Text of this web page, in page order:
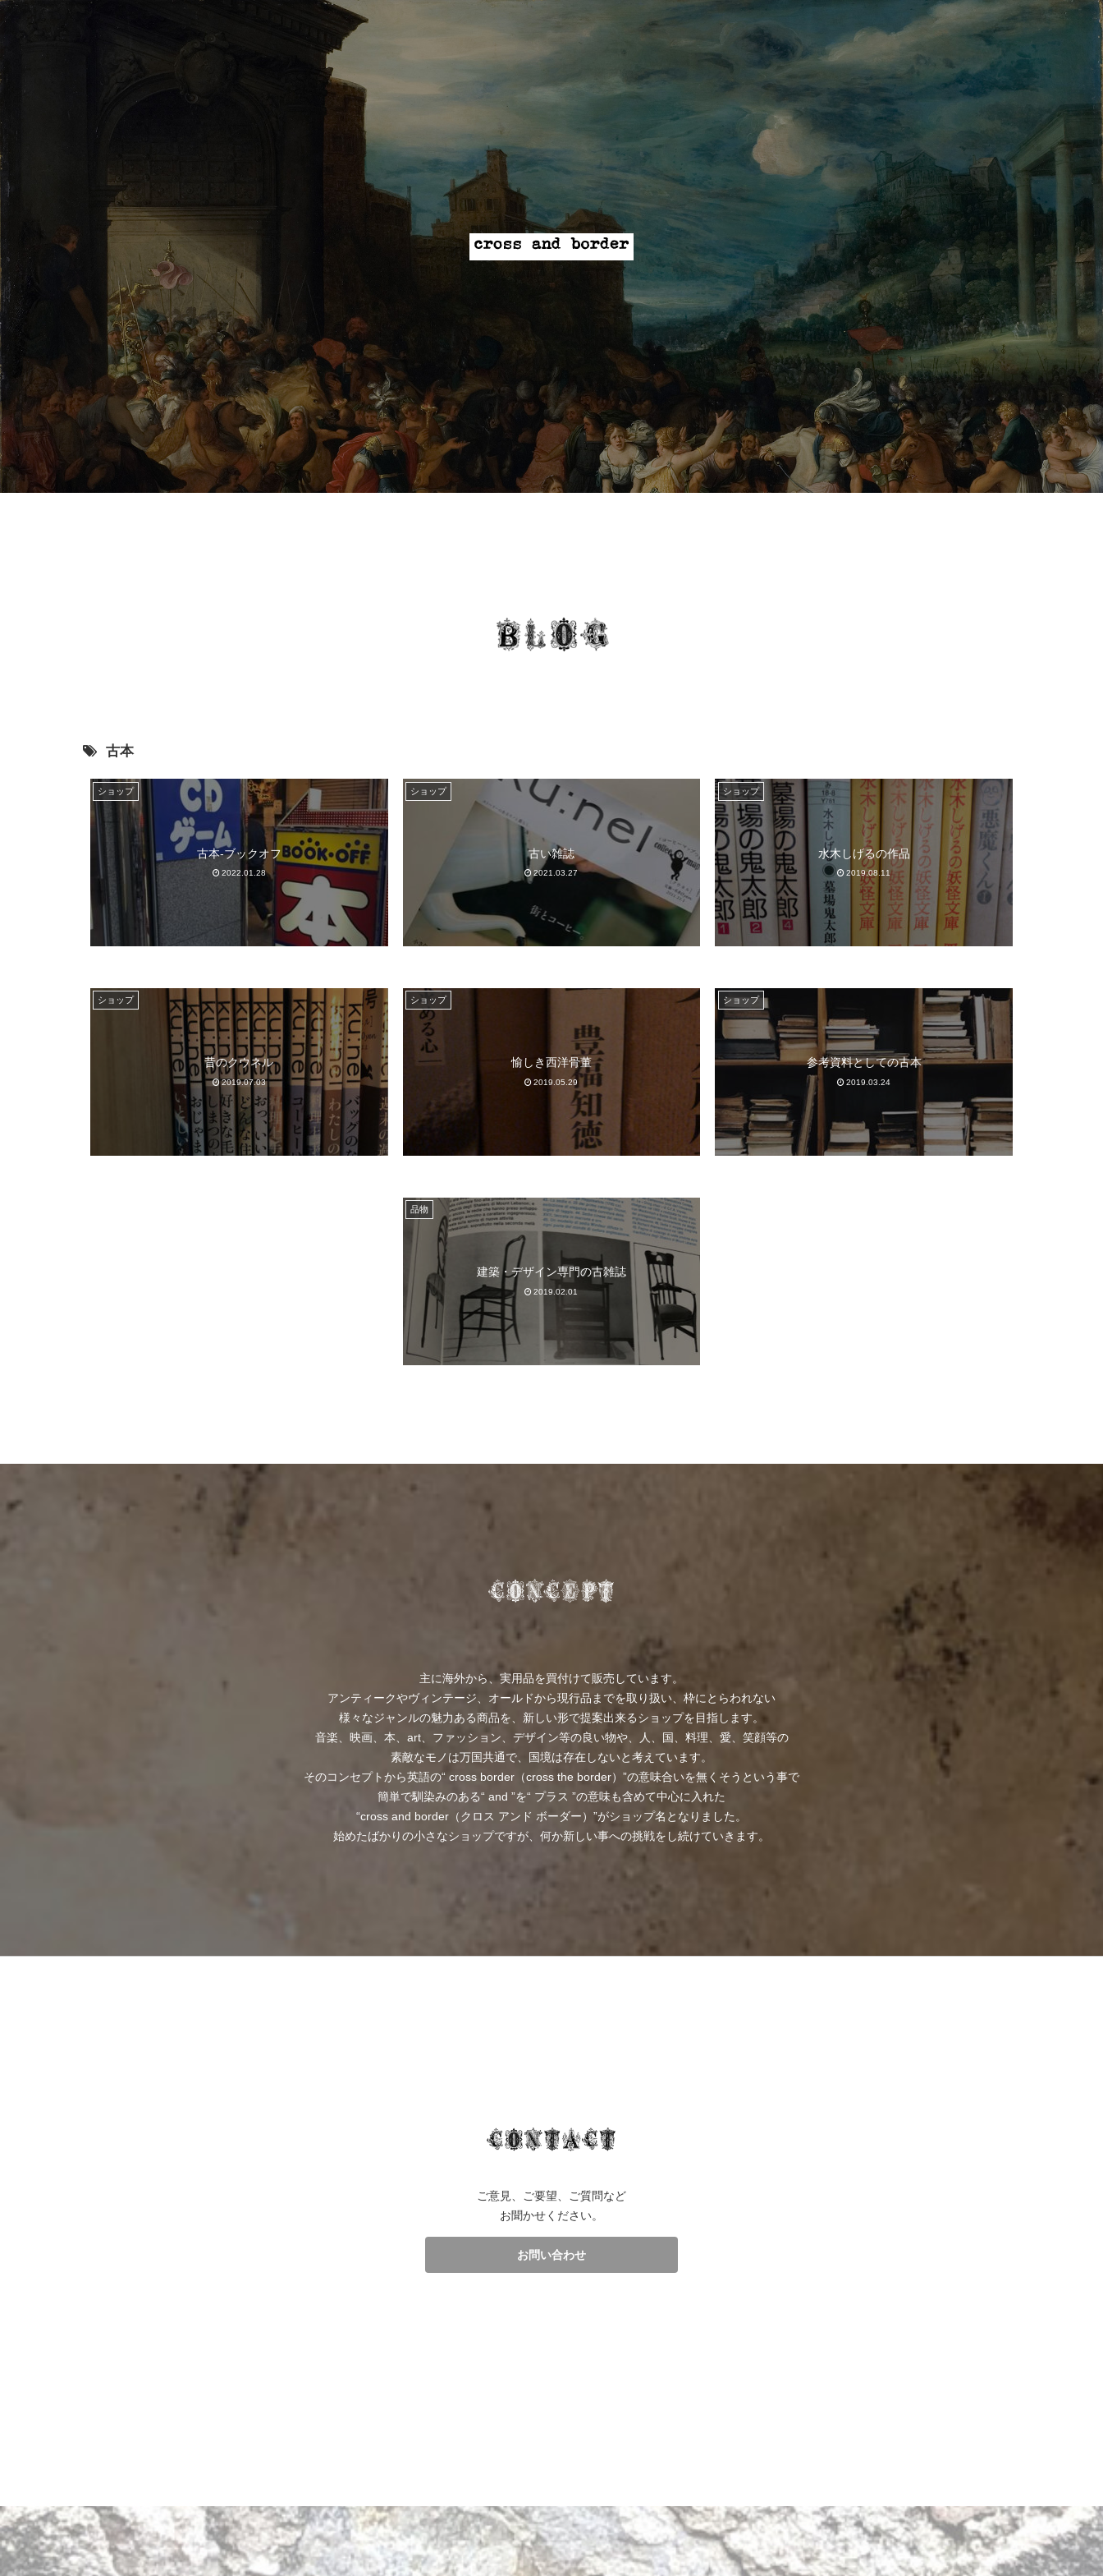
古本
ショップ
古本-ブックオフ
2022.01.28
ショップ
古い雑誌
2021.03.27
ショップ
水木しげるの作品
2019.08.11
ショップ
昔のクウネル
2019.07.03
ショップ
愉しき西洋骨董
2019.05.29
ショップ
参考資料としての古本
2019.03.24
品物
建築・デザイン専門の古雑誌
2019.02.01
主に海外から、実用品を買付けて販売しています。
アンティークやヴィンテージ、オールドから現行品までを取り扱い、枠にとらわれない
様々なジャンルの魅力ある商品を、新しい形で提案出来るショップを目指します。
音楽、映画、本、art、ファッション、デザイン等の良い物や、人、国、料理、愛、笑顔等の
素敵なモノは万国共通で、国境は存在しないと考えています。
そのコンセプトから英語の“ cross border（cross the border）”の意味合いを無くそうという事で
簡単で馴染みのある“ and ”を“ プラス ”の意味も含めて中心に入れた
“cross and border（クロス アンド ボーダー）”がショップ名となりました。
始めたばかりの小さなショップですが、何か新しい事への挑戦をし続けていきます。
ご意見、ご要望、ご質問など
お聞かせください。
お問い合わせ